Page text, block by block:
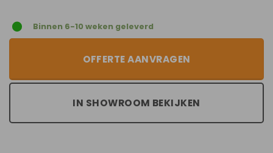
Binnen 6-10 weken geleverd
OFFERTE AANVRAGEN
IN SHOWROOM BEKIJKEN